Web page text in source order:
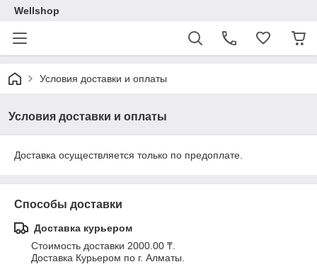
Wellshop
Условия доставки и оплаты
Условия доставки и оплаты
Доставка осуществляется только по предоплате.
Способы доставки
Доставка курьером
Стоимость доставки 2000.00 ₸.
Доставка Курьером по г. Алматы.